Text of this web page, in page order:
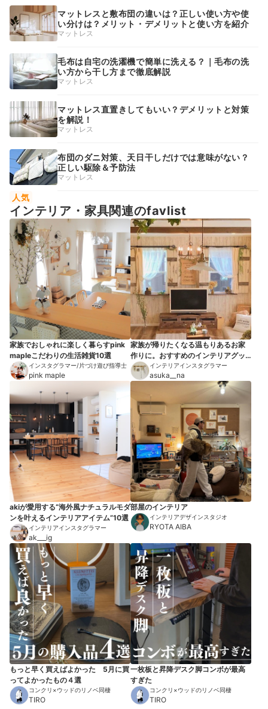
マットレスと敷布団の違いは？正しい使い方や使
い分けは？メリット・デメリットと使い方を紹介
マットレス
毛布は自宅の洗濯機で簡単に洗える？｜毛布の洗
い方から干し方まで徹底解説
マットレス
マットレス直置きしてもいい？デメリットと対策
を解説！
マットレス
布団のダニ対策、天日干しだけでは意味がない？
正しい駆除＆予防法
マットレス
人気
インテリア・家具関連のfavlist
家族でおしゃれに楽しく暮らすpink
mapleこだわりの生活雑貨10選
インスタグラマー/片づけ遊び指導士
pink maple
家族が帰りたくなる温もりあるお家
作りに。おすすめのインテリアグッ
ズ10選インテリアインスタグラマー
asuka__na
akiが愛用する“海外風ナチュラルモダ
ンを叶えるインテリアアイテム”10選
インテリアインスタグラマー
ak___ig
部屋のインテリア
インテリアデザインスタジオ
RYOTA AIBA
もっと早く買えばよかった 5月に買
ってよかったもの４選
コンクリ×ウッドのリノベ同棲
TIRO
一枚板と昇降デスク脚コンボが最高
すぎた
コンクリ×ウッドのリノベ同棲
TIRO